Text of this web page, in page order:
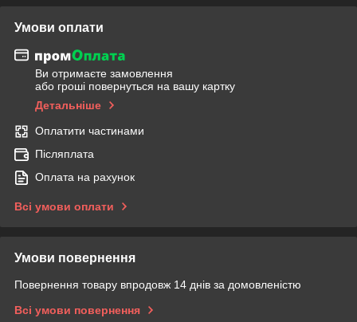
Умови оплати
Ви отримаєте замовлення
або гроші повернуться на вашу картку
Детальніше
Оплатити частинами
Післяплата
Оплата на рахунок
Всі умови оплати
Умови повернення
Повернення товару впродовж 14 днів за домовленістю
Всі умови повернення